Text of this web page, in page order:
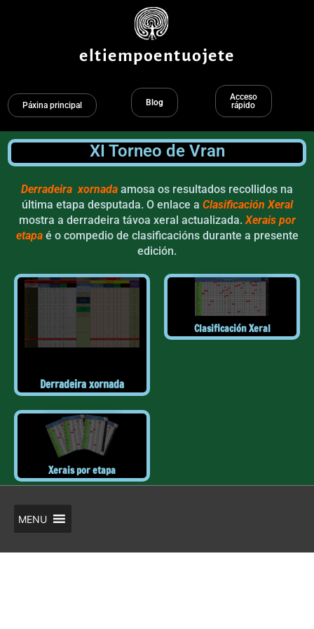
eltiempoentuojete
Páxina principal Blog
Acceso
rápido
XI Torneo de Vran
Derradeira xornada amosa os resultados recollidos na
última etapa desputada. O enlace a Clasificación Xeral
mostra a derradeira távoa xeral actualizada.Xerais por
etapaé o compedio de clasificacións durante a presente
edición.
Derradeira xornada
Clasificación Xeral
Xerais por etapa
MENU